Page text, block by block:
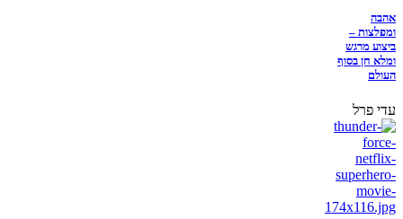
אהבה
ומפלצות –
ביצוע מרגש
ומלא חן בסוף
העולם
עדי פרל